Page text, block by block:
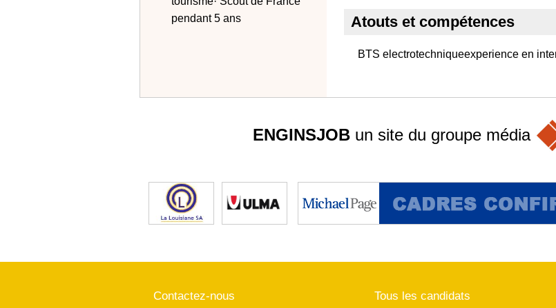
pendant 5 ans
Atouts et compétences
BTS electrotechniqueexperience en
ENGINSJOB un site du groupe média
Contactez-nous
Tous les candidats